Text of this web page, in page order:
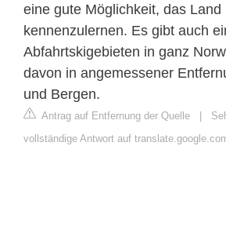
eine gute Möglichkeit, das Land
kennenzulernen. Es gibt auch
Abfahrtskigebieten in ganz
davon in angemessener
und Bergen.
Antrag auf Entfernung der Quelle |
vollständige Antwort auf